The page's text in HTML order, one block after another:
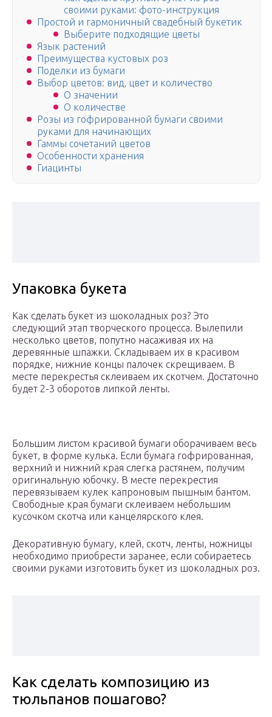
своими руками: фото-инструкция
Простой и гармоничный свадебный букетик
Выберите подходящие цветы
Язык растений
Преимущества кустовых роз
Поделки из бумаги
Выбор цветов: вид, цвет и количество
О значении
О количестве
Розы из гофрированной бумаги своими
руками для начинающих
Гаммы сочетаний цветов
Особенности хранения
Гиацинты
Упаковка букета
Как сделать букет из шоколадных роз? Это
следующий этап творческого процесса. Вылепили
несколько цветов, попутно насаживая их на
деревянные шпажки. Складываем их в красивом
порядке, нижние концы палочек скрещиваем. В
месте перекрестья склеиваем их скотчем. Достаточно
будет 2-3 оборотов липкой ленты.
Большим листом красивой бумаги оборачиваем весь
букет, в форме кулька. Если бумага гофрированная,
верхний и нижний края слегка растянем, получим
оригинальную юбочку. В месте перекрестия
перевязываем кулек капроновым пышным бантом.
Свободные края бумаги склеиваем небольшим
кусочком скотча или канцелярского клея.
Декоративную бумагу, клей, скотч, ленты, ножницы
необходимо приобрести заранее, если собираетесь
своими руками изготовить букет из шоколадных роз.
Как сделать композицию из
тюльпанов пошагово?